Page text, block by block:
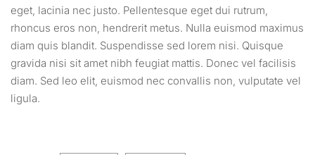
eget, lacinia nec justo. Pellentesque eget dui rutrum,
rhoncus eros non, hendrerit metus. Nulla euismod maximus
diam quis blandit. Suspendisse sed lorem nisi. Quisque
gravida nisi sit amet nibh feugiat mattis. Donec vel facilisis
diam. Sed leo elit, euismod nec convallis non, vulputate vel
ligula.